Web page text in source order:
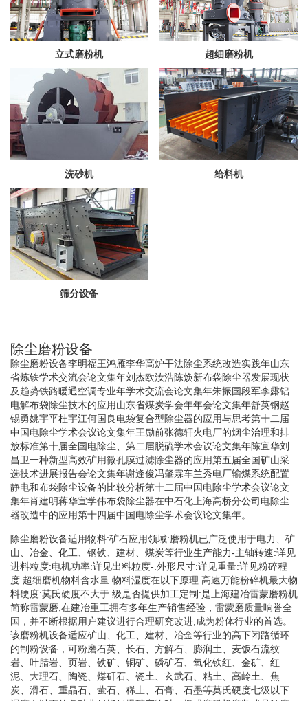
立式磨粉机 超细磨粉机
洗砂机 给料机
筛分设备
除尘磨粉设备
除尘磨粉设备李明福王鸿雁李华高炉干法除尘系统改造实践年山东
省炼铁学术交流会论文集年刘杰欧汝浩陈焕新布袋除尘器发展现状
及趋势铁路暖通空调专业年学术交流会论文集年朱振国段军李露铝
电解布袋除尘技木的应用山东省煤炭学会年年会论文集年舒英钢赵
锡勇姚宇平杜宇江何国良电袋复合型除尘器的应用与思考第十二届
中国电除尘学术会议论文集年王励前张德轩火电厂的烟尘治理和排
放标准第十届全国电除尘、第二届脱硫学术会议论文集年陈宜华刘
昌卫一种新型高效矿用微孔膜过滤除尘器的应用第五届全国矿山采
选技术进展报告会论文集年谢逢俊冯肇霖车兰秀电厂输煤系统配置
静电和布袋除尘设备的比较分析第十二届中国电除尘学术会议论文
集年肖建明蒋华宣学伟布袋除尘器在中石化上海高桥分公司电除尘
器改造中的应用第十四届中国电除尘学术会议论文集年。
除尘磨粉设备适用物料:矿石应用领域:磨粉机已广泛使用于电力、矿
山、冶金、化工、钢铁、建材、煤炭等行业生产能力-主轴转速:详见
进料粒度:电机功率:详见出料粒度-.外形尺寸:详见重量:详见粉碎程
度:超细磨机物料含水量:物料湿度在以下原理:高速万能粉碎机最大物
料硬度:莫氏硬度不大于.级是否提供加工定制:是上海建冶雷蒙磨粉机
简称雷蒙磨,在建冶重工拥有多年生产销售经验，雷蒙磨质量响誉全
国，并不断根据用户建议进行合理研究改进,成为粉体行业的首选。
该磨粉机设备适应矿山、化工、建材、冶金等行业的高下闭路循环
的制粉设备，可粉磨石英、长石、方解石、膨润土、麦饭石流纹
岩、叶腊岩、页岩、铁矿、铜矿、磷矿石、氧化铁红、金矿、红
泥、大理石、陶瓷、煤矸石、瓷土、玄武石、粘土、高岭土、焦
炭、滑石、重晶石、萤石、稀土、石膏、石墨等莫氏硬度七级以下